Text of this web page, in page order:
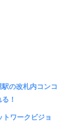
の改札内コンコ
！
ワークビジョ